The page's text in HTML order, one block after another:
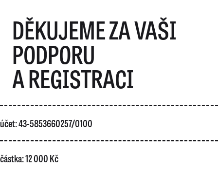
DĚKUJEME ZA VAŠI
PODPORU
A REGISTRACI
účet: 43-5853660257/0100
částka: 12 000 Kč